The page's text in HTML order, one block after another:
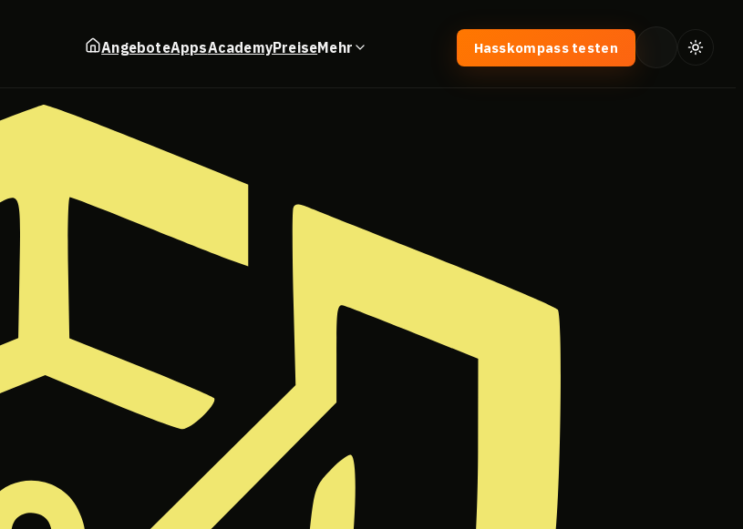
AngeboteAppsAcademyPreiseMehr Hasskompass testen